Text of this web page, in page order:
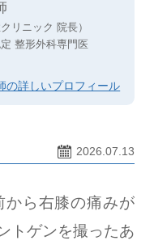
リニック 院長）
整形外科専門医
の詳しいプロフィール
2026.07.13
から右膝の痛みが
トゲンを撮ったあ